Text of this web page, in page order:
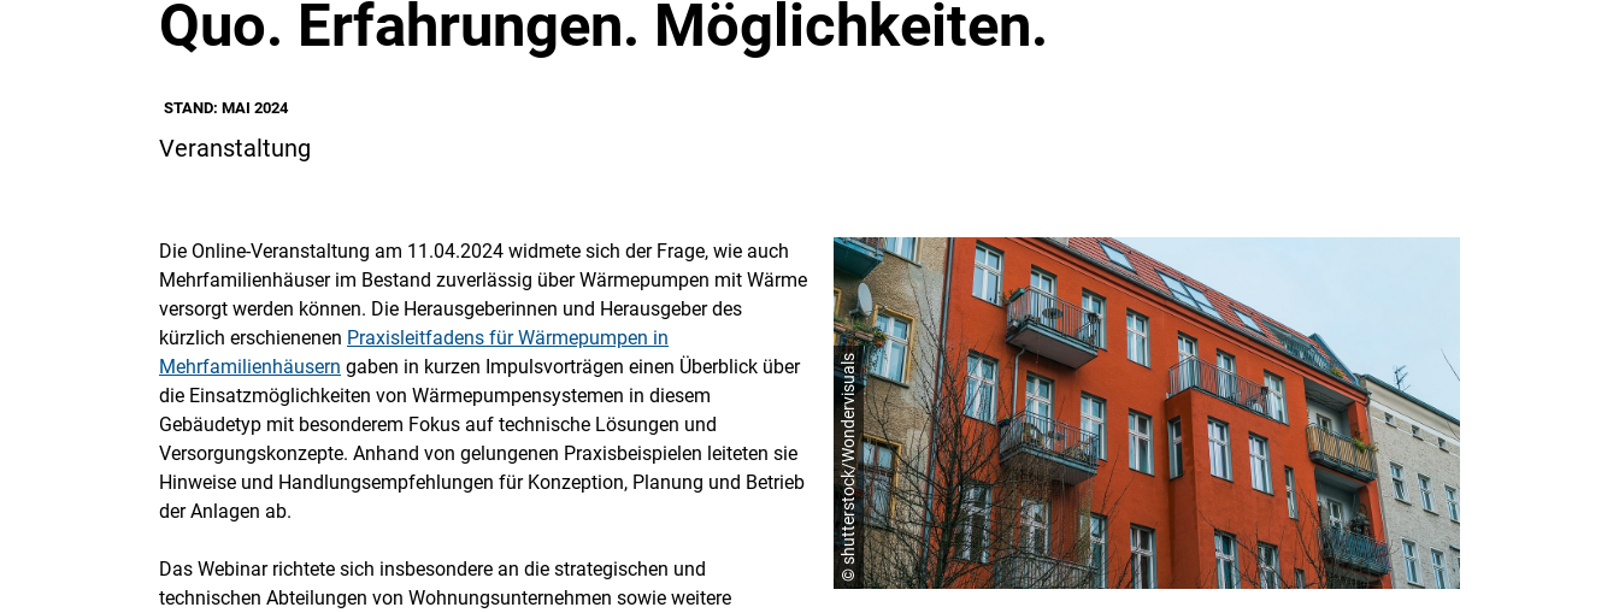
Quo. Erfahrungen. Möglichkeiten.
STAND: MAI 2024
Veranstaltung
© shutterstock/Wondervisuals
Die Online-Veranstaltung am 11.04.2024 widmete sich der Frage, wie auch
Mehrfamilienhäuser im Bestand zuverlässig über Wärmepumpen mit Wärme
versorgt werden können. Die Herausgeberinnen und Herausgeber des
kürzlich erschienenen Praxisleitfadens für Wärmepumpen in
Mehrfamilienhäusern gaben in kurzen Impulsvorträgen einen Überblick über
die Einsatzmöglichkeiten von Wärmepumpensystemen in diesem
Gebäudetyp mit besonderem Fokus auf technische Lösungen und
Versorgungskonzepte. Anhand von gelungenen Praxisbeispielen leiteten sie
Hinweise und Handlungsempfehlungen für Konzeption, Planung und Betrieb
der Anlagen ab.
Das Webinar richtete sich insbesondere an die strategischen und
technischen Abteilungen von Wohnungsunternehmen sowie weitere